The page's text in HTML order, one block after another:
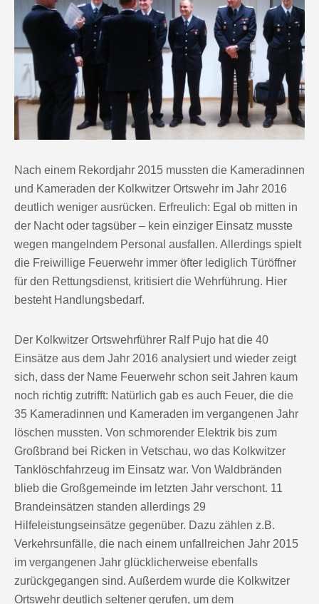
Nach einem Rekordjahr 2015 mussten die Kameradinnen
und Kameraden der Kolkwitzer Ortswehr im Jahr 2016
deutlich weniger ausrücken. Erfreulich: Egal ob mitten in
der Nacht oder tagsüber – kein einziger Einsatz musste
wegen mangelndem Personal ausfallen. Allerdings spielt
die Freiwillige Feuerwehr immer öfter lediglich Türöffner
für den Rettungsdienst, kritisiert die Wehrführung. Hier
besteht Handlungsbedarf.
Der Kolkwitzer Ortswehrführer Ralf Pujo hat die 40
Einsätze aus dem Jahr 2016 analysiert und wieder zeigt
sich, dass der Name Feuerwehr schon seit Jahren kaum
noch richtig zutrifft: Natürlich gab es auch Feuer, die die
35 Kameradinnen und Kameraden im vergangenen Jahr
löschen mussten. Von schmorender Elektrik bis zum
Großbrand bei Ricken in Vetschau, wo das Kolkwitzer
Tanklöschfahrzeug im Einsatz war. Von Waldbränden
blieb die Großgemeinde im letzten Jahr verschont. 11
Brandeinsätzen standen allerdings 29
Hilfeleistungseinsätze gegenüber. Dazu zählen z.B.
Verkehrsunfälle, die nach einem unfallreichen Jahr 2015
im vergangenen Jahr glücklicherweise ebenfalls
zurückgegangen sind. Außerdem wurde die Kolkwitzer
Ortswehr deutlich seltener gerufen, um dem